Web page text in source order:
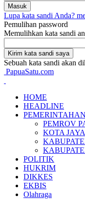
Lupa kata sandi Anda?
Pemulihan password
Memulihkan kata sandi
Sebuah kata sandi akan
PapuaSatu.com
HOME
HEADLINE
PEMERINTAHAN
PEMROV
KOTA
POLITIK
HUKRIM
DIKKES
EKBIS
Olahraga